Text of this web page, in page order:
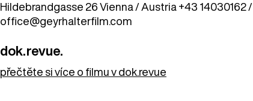
Hildebrandgasse 26 Vienna / Austria +43 14030162 /
office@geyrhalterfilm.com
dok.revue.
přečtěte si více o filmu v dok.revue